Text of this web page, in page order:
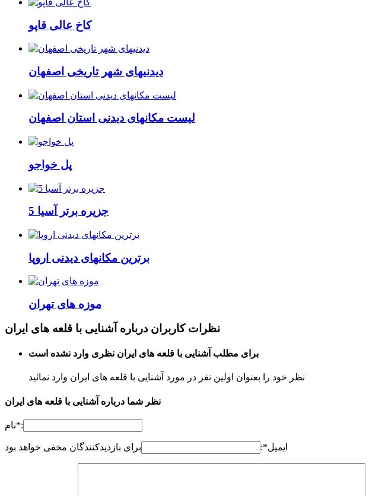
کاخ عالی قاپو
دیدنیهای شهر تاریخی اصفهان
لیست مکانهای دیدنی استان اصفهان
پل خواجو
5 جزیره برتر آسیا
برترین مکانهای دیدنی اروپا
موزه های تهران
نظرات کاربران درباره آشنایی با قلعه های ایران
برای مطلب آشنایی با قلعه های ایران نظری وارد نشده است
نظر خود را بعنوان اولین نفر در مورد آشنایی با قلعه های ایران وارد نمائید
نظر شما درباره آشنایی با قلعه های ایران
نام*:
ایمیل*: برای بازدیدکنندگان مخفی خواهد بود